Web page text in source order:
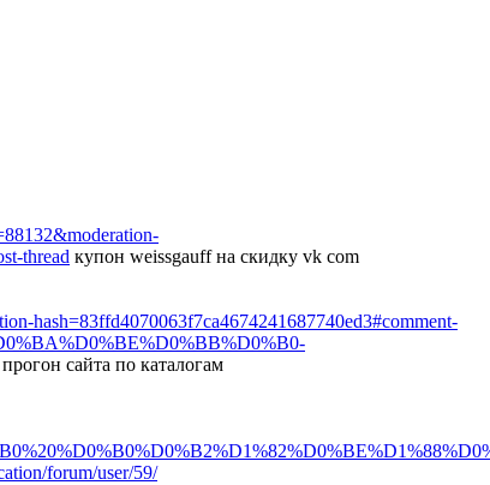
thread купон weissgauff на скидку vk com
hash=83ffd4070063f7ca4674241687740ed3#comment-
прогон сайта по каталогам
forum/user/59/